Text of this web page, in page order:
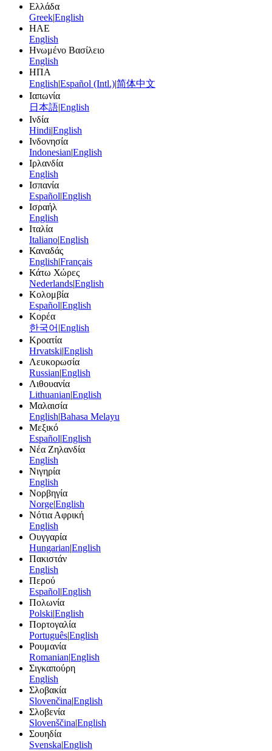
Ελλάδα
Greek|English
ΗΑΕ
English
Ηνωμένο Βασίλειο
English
ΗΠΑ
English|Español (Intl.)|简体中文
Ιαπωνία
日本語|English
Ινδία
Hindi|English
Ινδονησία
Indonesian|English
Ιρλανδία
English
Ισπανία
Español|English
Ισραήλ
English
Ιταλία
Italiano|English
Καναδάς
English|Français
Κάτω Χώρες
Nederlands|English
Κολομβία
Español|English
Κορέα
한국어 |English
Κροατία
Hrvatski|English
Λευκορωσία
Russian|English
Λιθουανία
Lithuanian|English
Μαλαισία
English|Bahasa Melayu
Μεξικό
Español|English
Νέα Ζηλανδία
English
Νιγηρία
English
Νορβηγία
Norge|English
Νότια Αφρική
English
Ουγγαρία
Hungarian|English
Πακιστάν
English
Περού
Español|English
Πολωνία
Polski|English
Πορτογαλία
Português|English
Ρουμανία
Romanian|English
Σιγκαπούρη
English
Σλοβακία
Slovenčina|English
Σλοβενία
Slovenščina|English
Σουηδία
Svenska|English